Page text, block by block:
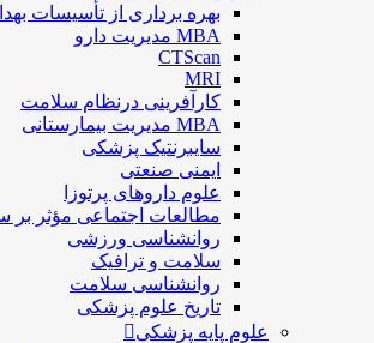
بهره برداری از تأسیسات
MBA مدیریت دارو
CTScan
MRI
کارآفرینی درنظام سلامت
MBA مدیریت بیمارستانی
سایبرنتیک پزشکی
ایمنی صنعتی
علوم داروهای پرتوزا
مطالعات اجتماعی مؤثر بر
روانشناسی ورزشی
سلامت و ترافیک
روانشناسی سلامت
تاریخ علوم پزشکی
علوم پایه پزشکی